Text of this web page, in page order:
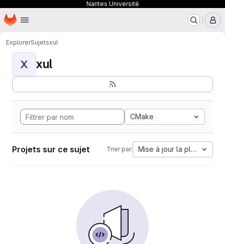
Nantes Université
Passer au contenu principal
Page d'accueil
ExplorerSujetsxul
X xul
CMake
Projets sur ce sujet Trier par: Mise à jour la plus